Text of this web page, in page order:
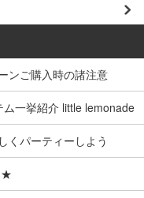
ンご購入時の諸注意
一挙紹介 little lemonade
くパーティーしよう
★